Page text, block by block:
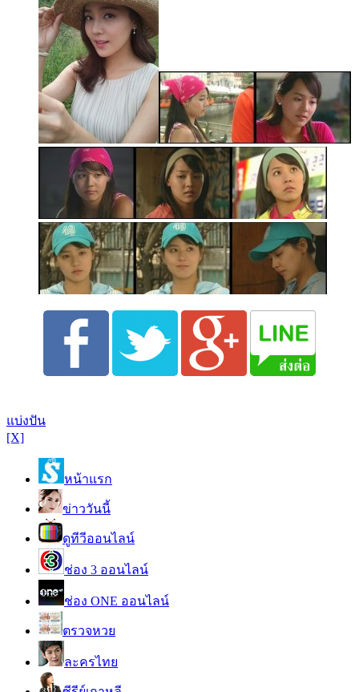
แบ่งปัน
[X]
หน้าแรก
ข่าววันนี้
ดูทีวีออนไลน์
ช่อง 3 ออนไลน์
ช่อง ONE ออนไลน์
ตรวจหวย
ละครไทย